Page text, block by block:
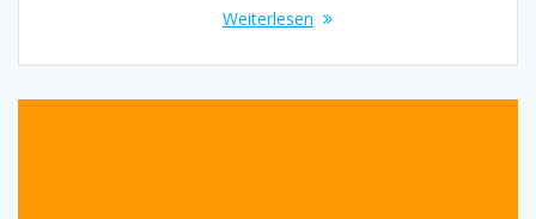
Weiterlesen